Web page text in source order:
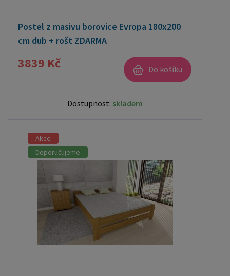
Postel z masivu borovice Evropa 180x200
cm dub + rošt ZDARMA
3839 Kč Do košíku
Dostupnost: skladem
Akce
Doporučujeme